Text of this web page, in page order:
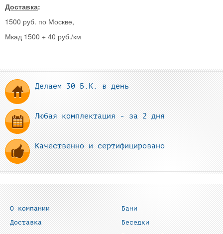
Доставка:
1500 руб. по Москве,
Мкад 1500 + 40 руб./км
Делаем 30 Б.К. в день
Любая комплектация - за 2 дня
Качественно и сертифицировано
О компании
Доставка
Бани
Беседки